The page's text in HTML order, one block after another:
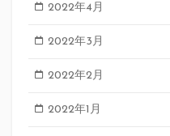
2022年4月
2022年3月
2022年2月
2022年1月